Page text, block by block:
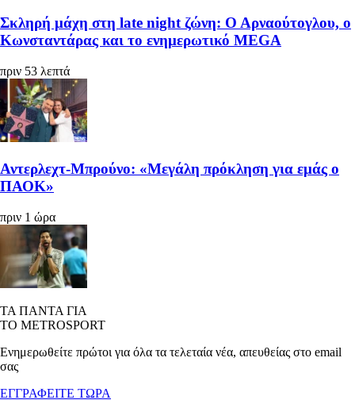
Σκληρή μάχη στη late night ζώνη: Ο Αρναούτογλου, ο
Κωνσταντάρας και το ενημερωτικό MEGA
πριν 53 λεπτά
Αντερλεχτ-Μπρούνο: «Μεγάλη πρόκληση για εμάς ο
ΠΑΟΚ»
πριν 1 ώρα
ΤΑ ΠΑΝΤΑ ΓΙΑ
ΤΟ METROSPORT
Ενημερωθείτε πρώτοι για όλα τα τελεταία νέα, απευθείας στο email
σας
ΕΓΓΡΑΦΕΙΤΕ ΤΩΡΑ